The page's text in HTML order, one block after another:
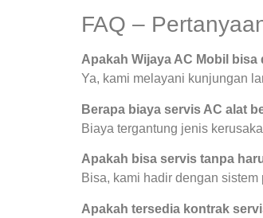
FAQ –
Apakah Wijaya AC Mobil
Ya, kami melayani kunjungan
Berapa biaya servis AC alat
Biaya tergantung jenis
Apakah bisa servis tanpa
Bisa, kami hadir dengan
Apakah tersedia kontrak